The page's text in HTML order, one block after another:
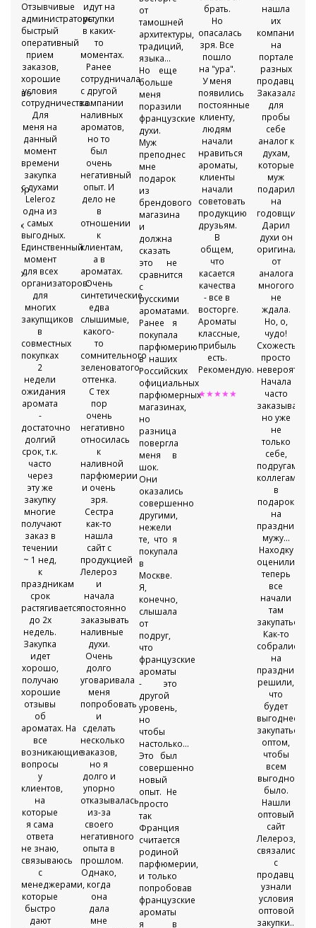
Отзывчивые
администраторы,
быстрый
оперативный
прием
заказов,
хорошие
условия
сотрудничества.
Для
меня на
данный
момент
времени
закупка
с духами
Leleroz
одна из
самых
выгодных.
Единственный
момент
для всех
организаторов:
для
многих
закупщиков
в
совместных
покупках
2
недели
ожидания
аромата
-
достаточно
долгий
срок, т.к.
часто
через
эту же
закупку
многие
получают
заказ в
течении
~ 1 нед,
к
праздникам
срок
растягивается
до 2х
недель.
Закупка
идет
хорошо,
получаю
хорошие
отзывы
об
ароматах. На
все
возникающие
вопросы
у
клиентов,
на
которые
я сама
ответа
не знаю,
связываюсь
с
менеджерами,
которые
быстро
дают
идут на
уступки
в каких-
то
моментах.
Ранее
сотрудничала
с другой
компании
наливных
ароматов,
но то
был
очень
негативный
опыт. И
дело не
в
отношении
к
клиентам,
а в
ароматах.
Очень
синтетические,
едва
слышимые,
какого-
то
сомнительного
зеленоватого
оттенка.
С тех
пор
очень
негативно
относилась
к
наливной
парфюмерии
и очень
зря.
Сестра
как-то
нашла
сайт с
продукцией
Лелероз
и
начала
постоянно
заказывать
наливные
духи.
Очень
долго
уговаривала
меня
попробовать
и
сделать
несколько
заказов,
но я
долго и
упорно
отказывалась
из-за
своего
негативного
опыта в
прошлом.
Однако,
когда
она
дала
мне
от
тамошней
архитектуры,
традиций,
языка...
Но еще
больше
меня
поразили
французские
духи.
Муж
преподнес
мне
подарок
из
брендового
магазина
и
должна
сказать
это не
сравнится
с
русскими
ароматами.
Ранее я
покупала
парфюмерию
в наших
Российских
официальных
парфюмерных
магазинах,
но
разница
повергла
меня в
шок.
Они
оказались
совершенно
другими,
нежели
те, что я
покупала
в
Москве.
Я,
конечно,
слышала
от
подруг,
что
французские
ароматы
- это
другой
уровень,
но
чтобы
настолько...
Это был
совершенно
новый
опыт. Не
просто
так
Франция
считается
родиной
парфюмерии,
и только
попробовав
французские
ароматы
я в
брать.
Но
опасалась
зря. Все
пошло
на "ура".
У меня
появились
постоянные
клиенту,
людям
начали
нравиться
ароматы,
клиенты
начали
советовать
продукцию
друзьям.
В
общем,
что
касается
качества
- все в
восторге.
Ароматы
классные,
прибыль
есть.
Рекомендую.
★★★★★
нашла
их
компанию
на
портале
разных
продавцов.
Заказала
для
пробы
себе
аналог к
духам,
которые
муж
подарил
на
годовщину.
Дарил
духи он
от
аналога
многого
не
ждала.
Но, о,
чудо!
Схожесть
просто
невероятная.
Начала
часто
заказывать,
но уже
не
только
себе,
подругам,
коллегам
в
подарок
на
праздники,
мужу...
Находку
оценили,
теперь
все
начали
там
закупаться!
Как-то
собрались
на
празднике,
решили,
что
будет
выгоднее
закупаться
оптом,
чтобы
всем
выгодно
было.
Нашли
оптовый
сайт
Лелероз,
связались
с
продавцом,
узнали
условия
оптовой
закупки...